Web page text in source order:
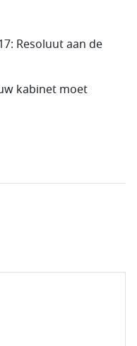
Resoluut aan de
kabinet moet
Facebook